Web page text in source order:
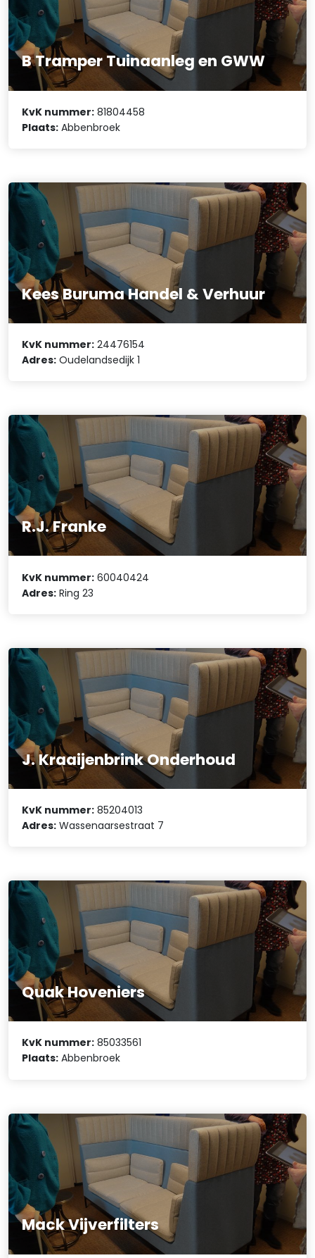
B Tramper Tuinaanleg en GWW
KvK nummer: 81804458
Plaats: Abbenbroek
Kees Buruma Handel & Verhuur
KvK nummer: 24476154
Adres: Oudelandsedijk 1
R.J. Franke
KvK nummer: 60040424
Adres: Ring 23
J. Kraaijenbrink Onderhoud
KvK nummer: 85204013
Adres: Wassenaarsestraat 7
Quak Hoveniers
KvK nummer: 85033561
Plaats: Abbenbroek
Mack Vijverfilters